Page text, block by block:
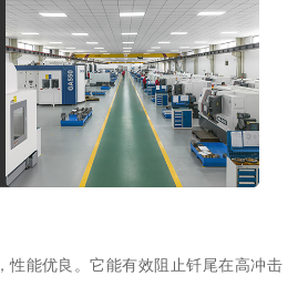
性能优良。它能有效阻止钎尾在高冲击